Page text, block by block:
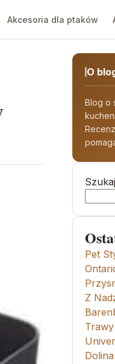
Akcesoria dla ptaków
O
Blog o
Szukaj
Pet
Z